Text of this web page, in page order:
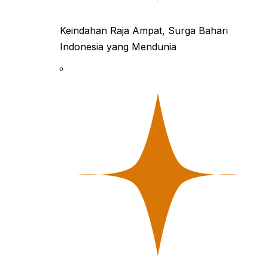
Keindahan Raja Ampat, Surga Bahari
Indonesia yang Mendunia